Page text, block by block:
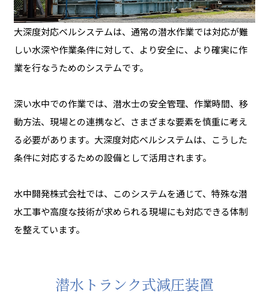
大深度対応ベルシステムは、通常の潜水作業では対応が難
しい水深や作業条件に対して、より安全に、より確実に作
業を行なうためのシステムです。
深い水中での作業では、潜水士の安全管理、作業時間、移
動方法、現場との連携など、さまざまな要素を慎重に考え
る必要があります。大深度対応ベルシステムは、こうした
条件に対応するための設備として活用されます。
水中開発株式会社では、このシステムを通じて、特殊な潜
水工事や高度な技術が求められる現場にも対応できる体制
を整えています。
潜水トランク式減圧装置